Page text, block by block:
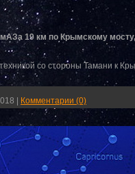
19 км по Крымскому
со стороны Тамани к
Комментарии (0)